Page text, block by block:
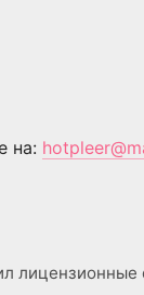
на:
лицензионные